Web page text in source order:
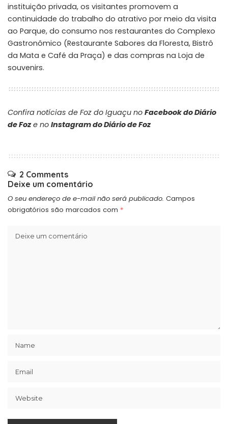
instituição privada, os visitantes promovem a
continuidade do trabalho do atrativo por meio da visita
ao Parque, do consumo nos restaurantes do Complexo
Gastronômico (Restaurante Sabores da Floresta, Bistrô
da Mata e Café da Praça) e das compras na Loja de
souvenirs.
Confira notícias de Foz do Iguaçu no Facebook do Diário
de Foze no Instagram do Diário de Foz
2 Comments
Deixe um comentário
O seu endereço de e-mail não será publicado. Campos
obrigatórios são marcados com *